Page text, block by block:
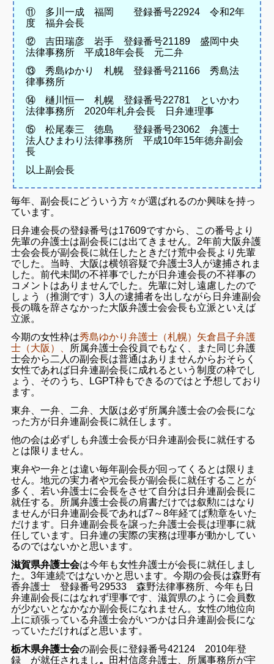
⑪ 多川一成 福岡 登録番号22924 令和2年
度 福弁会長
⑫ 吉田瑞彦 岩手 登録番号21189 盛岡中央
法律事務所 平成18年会長 元二弁
⑬ 秀島ゆかり 札幌 登録番号21166 秀島法
律事務所
⑭ 樋川恒一 札幌 登録番号22781 といかわ
法律事務所 2020年札弁会長 日弁連理事
⑮ 松尾泰三 徳島 登録番号23062 弁護士
法人ひまわり法律事務所 平成10年15年徳弁副会
長
以上副会長
毎年、副会長にどういう方々が選ばれるのか興味を持っ
ています。
日弁連会長の登録番号は17609ですから、この番号より
先輩の弁護士は副会長には出てきません。2年前大阪弁護
士会会長が副会長に就任したときだけ荒中会長より先輩
でした。当時、大阪は横領容疑で弁護士3人が逮捕されま
した。前代未聞の不祥事でしたが日弁連会長の不祥事の
コメントはありませんでした。先輩に対し遠慮したので
しょう（推測です）3人の逮捕者を出しながら日弁連副会
長の職を辞さなかった大阪弁護士会会長も立派といえば
立派。
今期の女性枠は秀島ゆかり弁護士（札幌）矢倉昌子弁護
士（大阪）、 所属弁護士会役員でもなく、また同じ弁護
士会から二人の副会長は普通はありませんからおそらく
女性であれば日弁連副会長に成れるという制度の枠でし
ょう、そのうち、LGPT枠もできるのではと予想しており
ます。
東弁、一弁、二弁、大阪は必ず所属弁護士会の会長にな
った方が日弁連副会長に就任します。
他の会は必ずしも弁護士会長が日弁連副会長に就任する
とは限りません。
東弁や一弁とは違い毎年副会長が回ってくるとは限りま
せん。地元の実力者や元会長が副会長に就任することが
多く、若い弁護士に会長をさせて自分は日弁連副会長に
就任する。所属弁護士会長の肩書だけでは叙勲にはなり
ませんが日弁連副会長であれば7～8年経てば勲章をいた
だけます。日弁連副会長を譲った弁護士会長は理事に就
任しています。日弁連の実際の実務は理事が動かしてい
るのではないかと思います。
滋賀県弁護士会は今年も女性弁護士が会長に就任しまし
た。3年連続ではないかと思います。今期の会長は森野有
香弁護士 登録番号29533 森野法律事務所、今年も日
弁連副会長にはなれず理事です、滋賀県のように会員数
が少ないとなかなか副会長になれません。女性の地位向
上に頑張っている弁護士会がいつかは日弁連副会長にな
っていただければと思います。
栃木県弁護士会の副会長に登録番号42124 2010年登
録 が就任されまし。 田村信彦弁護士、所属事務所が宇